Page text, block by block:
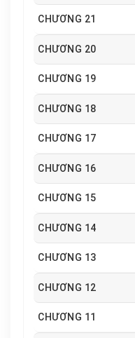
CHƯƠNG 21
CHƯƠNG 20
CHƯƠNG 19
CHƯƠNG 18
CHƯƠNG 17
CHƯƠNG 16
CHƯƠNG 15
CHƯƠNG 14
CHƯƠNG 13
CHƯƠNG 12
CHƯƠNG 11